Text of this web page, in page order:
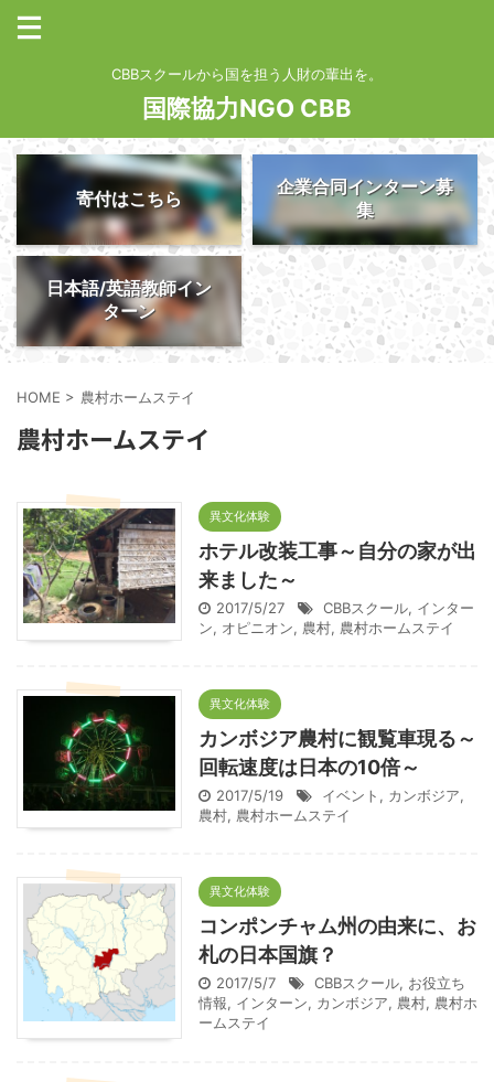
CBBスクールから国を担う人財の輩出を。
国際協力NGO CBB
寄付はこちら
企業合同インターン募
集
日本語/英語教師イン
ターン
HOME > 農村ホームステイ
農村ホームステイ
異文化体験
ホテル改装工事～自分の家が出
来ました～
2017/5/27 CBBスクール, インター
ン, オピニオン, 農村, 農村ホームステイ
異文化体験
カンボジア農村に観覧車現る～
回転速度は日本の10倍～
2017/5/19 イベント , カンボジア,
農村, 農村ホームステイ
異文化体験
コンポンチャム州の由来に、お
札の日本国旗？
2017/5/7 CBBスクール, お役立ち
情報, インターン, カンボジア, 農村, 農村ホ
ームステイ